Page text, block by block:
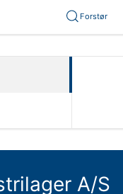
Forstør
A/S